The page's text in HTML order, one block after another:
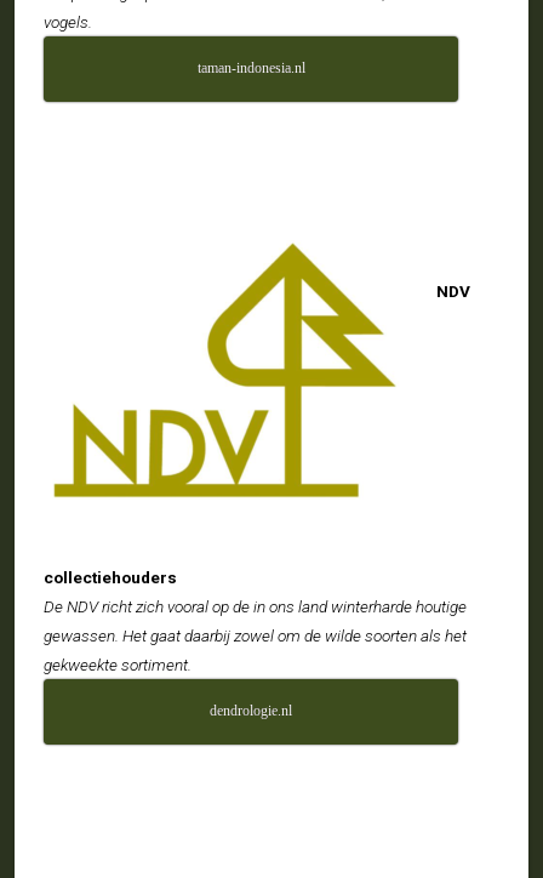
vogels.
taman-indonesia.nl
NDV
collectiehouders
De NDV richt zich vooral op de in ons land winterharde houtige
gewassen. Het gaat daarbij zowel om de wilde soorten als het
gekweekte sortiment.
dendrologie.nl